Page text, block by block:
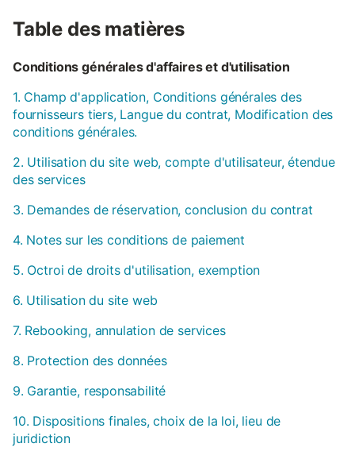
Table des matières
Conditions générales d'affaires et d'utilisation
1. Champ d'application, Conditions générales des
fournisseurs tiers, Langue du contrat, Modification des
conditions générales.
2. Utilisation du site web, compte d'utilisateur, étendue
des services
3. Demandes de réservation, conclusion du contrat
4. Notes sur les conditions de paiement
5. Octroi de droits d'utilisation, exemption
6. Utilisation du site web
7. Rebooking, annulation de services
8. Protection des données
9. Garantie, responsabilité
10. Dispositions finales, choix de la loi, lieu de
juridiction